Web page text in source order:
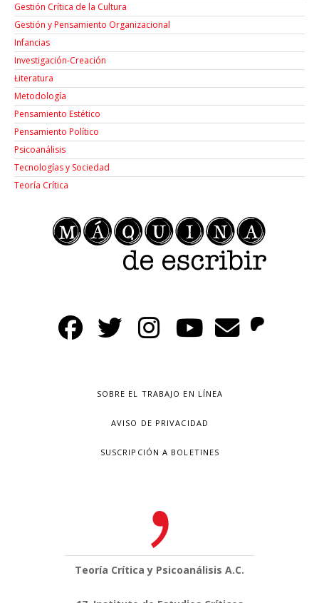
Gestión Crítica de la Cultura
Gestión y Pensamiento Organizacional
Infancias
Investigación-Creación
Łiteratura
Metodología
Pensamiento Estético
Pensamiento Político
Psicoanálisis
Tecnologías y Sociedad
Teoría Crítica
SOBRE EL TRABAJO EN LÍNEA
AVISO DE PRIVACIDAD
SUSCRIPCIÓN A BOLETINES
Teoría Crítica y Psicoanálisis A.C.